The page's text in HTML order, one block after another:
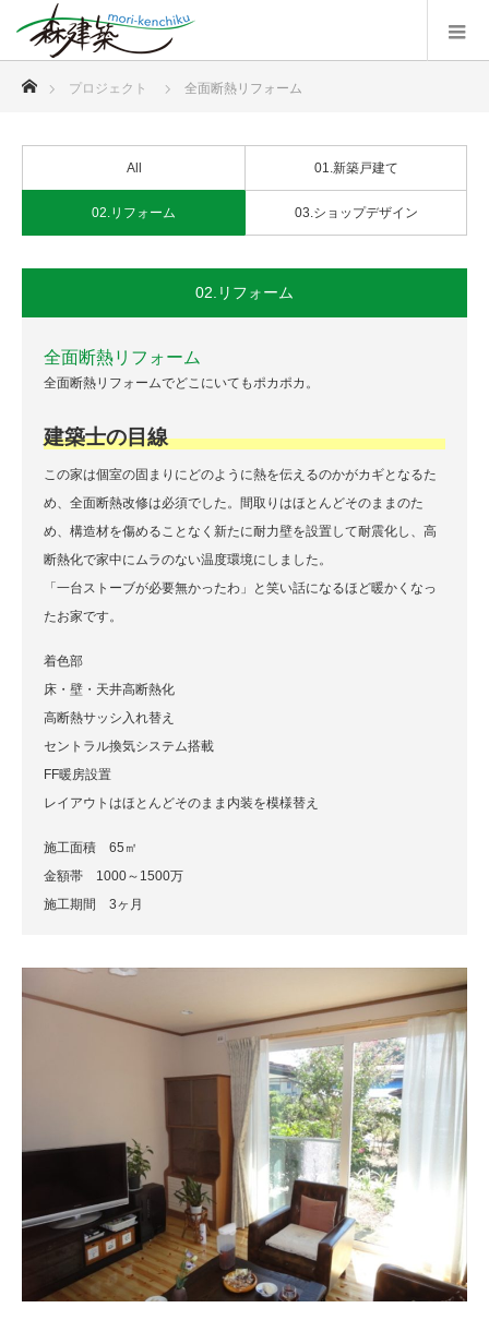
プロジェクト 全面断熱リフォーム
All 01.新築戸建て
02.リフォーム 03.ショップデザイン
02.リフォーム
全面断熱リフォーム
全面断熱リフォームでどこにいてもポカポカ。
建築士の目線
この家は個室の固まりにどのように熱を伝えるのかがカギとなるた
め、全面断熱改修は必須でした。間取りはほとんどそのままのた
め、構造材を傷めることなく新たに耐力壁を設置して耐震化し、高
断熱化で家中にムラのない温度環境にしました。
「一台ストーブが必要無かったわ」と笑い話になるほど暖かくなっ
たお家です。
着色部
床・壁・天井高断熱化
高断熱サッシ入れ替え
セントラル換気システム搭載
FF暖房設置
レイアウトはほとんどそのまま内装を模様替え
施工面積 65㎡
金額帯 1000～1500万
施工期間 3ヶ月